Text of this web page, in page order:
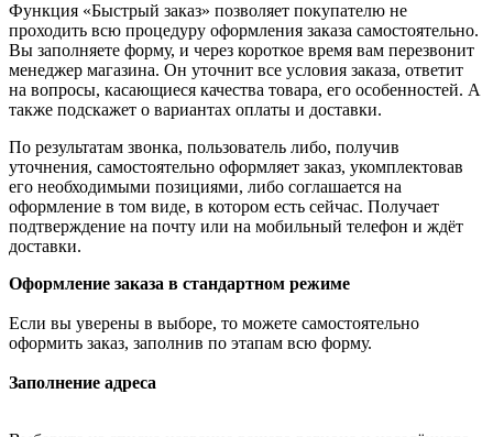
Функция «Быстрый заказ» позволяет покупателю не
проходить всю процедуру оформления заказа самостоятельно.
Вы заполняете форму, и через короткое время вам перезвонит
менеджер магазина. Он уточнит все условия заказа, ответит
на вопросы, касающиеся качества товара, его особенностей. А
также подскажет о вариантах оплаты и доставки.
По результатам звонка, пользователь либо, получив
уточнения, самостоятельно оформляет заказ, укомплектовав
его необходимыми позициями, либо соглашается на
оформление в том виде, в котором есть сейчас. Получает
подтверждение на почту или на мобильный телефон и ждёт
доставки.
Оформление заказа в стандартном режиме
Если вы уверены в выборе, то можете самостоятельно
оформить заказ, заполнив по этапам всю форму.
Заполнение адреса